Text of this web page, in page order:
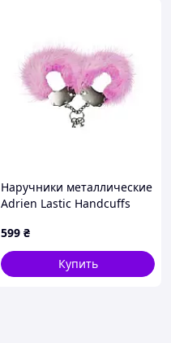
Наручники металлические
Adrien Lastic Handcuffs
отделкой (анонимно)
599 ₴
Купить